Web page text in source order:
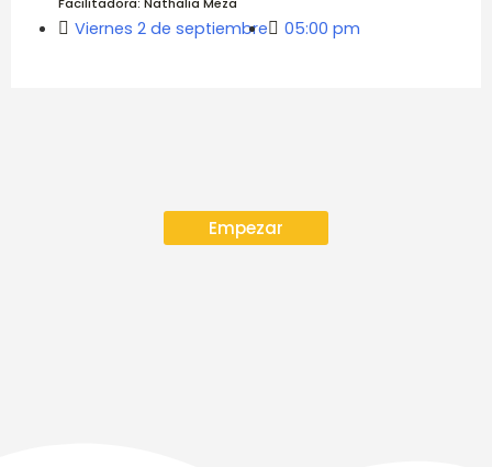
Viernes 2 de septiembre 05:00 pm
Empezar